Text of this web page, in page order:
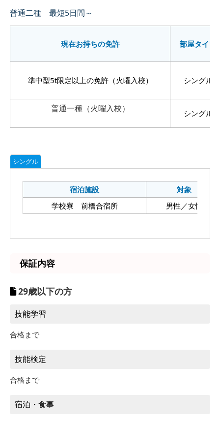
普通二種 最短5日間～
現在お持ちの免許 部屋タイプ
準中型5t限定以上の免許（火曜入校） シングル
普通一種（火曜入校） シングル
シングル
宿泊施設
対象
学校寮 前橋合宿所
男性／女性
保証内容
29歳以下の方
技能学習
合格まで
技能検定
合格まで
宿泊・食事